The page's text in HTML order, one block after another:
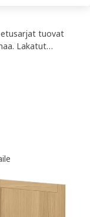
etusarjat tuovat
Lakatut
keittiöön
ja upea